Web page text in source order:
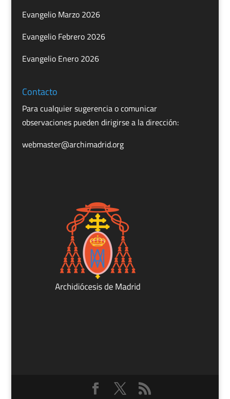
Evangelio Marzo 2026
Evangelio Febrero 2026
Evangelio Enero 2026
Contacto
Para cualquier sugerencia o comunicar
observaciones pueden dirigirse a la dirección:
webmaster@archimadrid.org